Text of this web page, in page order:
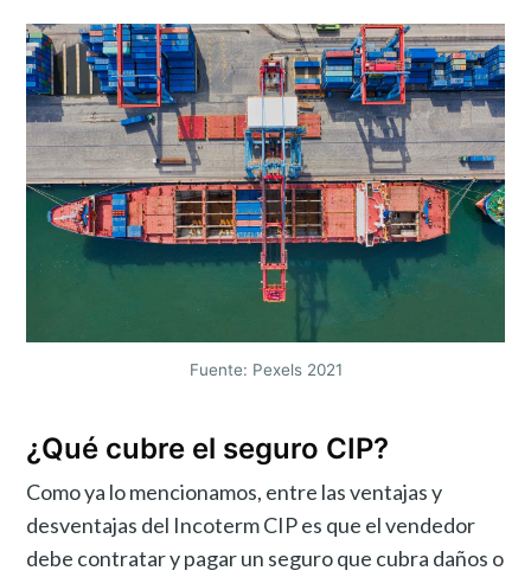
Fuente: Pexels 2021
¿Qué cubre el seguro CIP?
Como ya lo mencionamos, entre las ventajas y
desventajas del Incoterm CIP es que el vendedor
debe contratar y pagar un seguro que cubra daños o